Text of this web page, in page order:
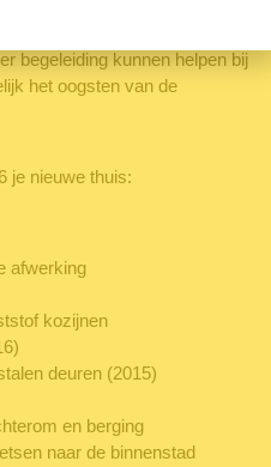
begeleiding kunnen helpen bij
het oogsten van de
je nieuwe thuis:
afwerking
kozijnen
deuren (2015)
en berging
naar de binnenstad